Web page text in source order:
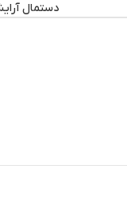
دستمال